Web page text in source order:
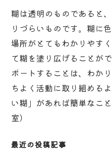
糊は透明のものであると
りづらいものです。糊に
場所がとてもわかりやす
て糊を塗り広げることが
ポートすることは、わか
ちよく活動に取り組める
い糊」があれば簡単なこ
室）
最近の投稿記事